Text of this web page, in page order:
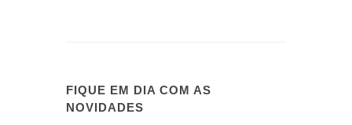
FIQUE EM DIA COM AS
NOVIDADES